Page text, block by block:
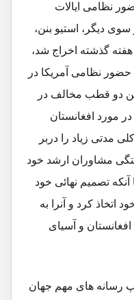
نظامی ایالات
دیگر، استیو بنن،
گذشته اخراج شد،
نظامی آمریکا در
دو قطب مخالف در
مورد افغانستان
مدتی زیاد را دربر
مشاوران ارشد خود
تصمیم نهائی خود
اتخاذ کرد و آنرا به
و آسیای
رسانه های مهم جهان